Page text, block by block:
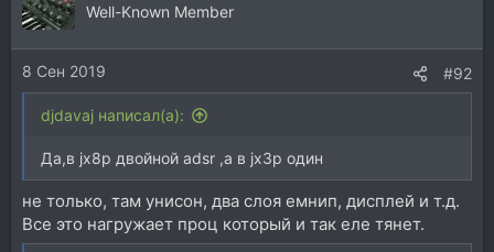
Well-Known Member
8 Сен 2019 #92
djdavaj написал(а):
Да,в jx8p двойной adsr ,а в jx3p один
не только, там унисон, два слоя емнип, дисплей и т.д.
Все это нагружает проц который и так еле тянет.